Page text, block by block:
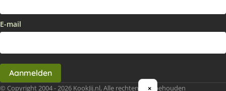
E-mail
Aanmelden
© Copyright 2004 - 2026 KookJij.nl, Alle rechten voorbehouden
×